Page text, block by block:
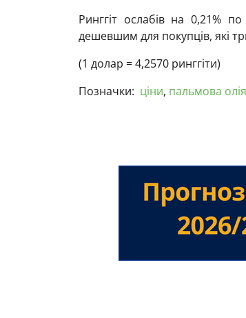
Ринггіт ослабів на 0,21%
дешевшим для покупців, які
(1 долар = 4,2570 ринггіти)
Позначки: ціни, пальмова олія